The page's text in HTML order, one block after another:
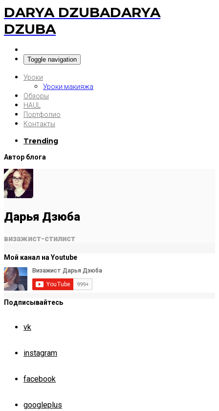
DARYA DZUBADARYA
DZUBA
Toggle navigation
Уроки
Уроки макияжа
Обзоры
HAUL
Портфолио
Контакты
Trending
Автор блога
Дарья Дзюба
визажист-стилист
Мой канал на Youtube
Подписывайтесь
vk
instagram
facebook
googleplus